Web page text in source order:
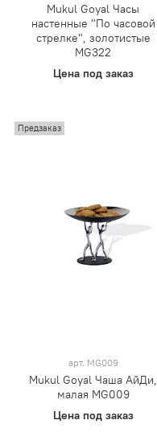
Mukul Goyal Часы
настенные "По часовой
стрелке", золотистые
MG322
Цена под заказ
Предзаказ
арт. MG009
Mukul Goyal Чаша АйДи,
малая MG009
Цена под заказ